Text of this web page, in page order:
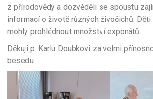
z přírodovědy a dozvěděli se spoustu
informací o životě různých živočichů.
mohly prohlédnout množství exponátů.
Děkuji p. Karlu Doubkovi za velmi
besedu.